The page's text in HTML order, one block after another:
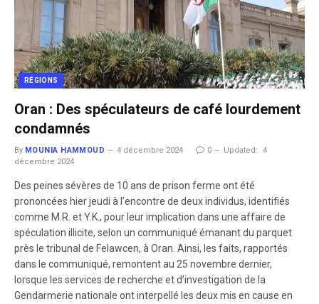
RÉGIONS
Oran : Des spéculateurs de café lourdement
condamnés
By MOUNIA HAMMOUD 4 décembre 2024 0 Updated:
4
décembre 2024
Des peines sévères de 10 ans de prison ferme ont été
prononcées hier jeudi à l’encontre de deux individus, identifiés
comme M.R. et Y.K., pour leur implication dans une affaire de
spéculation illicite, selon un communiqué émanant du parquet
près le tribunal de Felawcen, à Oran. Ainsi, les faits, rapportés
dans le communiqué, remontent au 25 novembre dernier,
lorsque les services de recherche et d’investigation de la
Gendarmerie nationale ont interpellé les deux mis en cause en